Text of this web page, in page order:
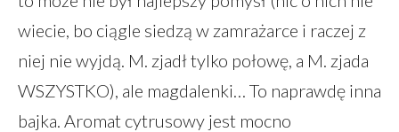
wiecie, bo ciągle siedzą w zamrażarce i raczej z
niej nie wyjdą. M. zjadł tylko połowę, a M. zjada
WSZYSTKO), ale magdalenki… To naprawdę inna
bajka. Aromat cytrusowy jest mocno